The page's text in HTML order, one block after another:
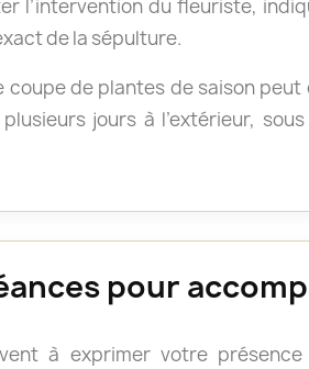
l’intervention du fleuriste,
de la sépulture.
de plantes de saison
jours à l’extérieur,
pour
à exprimer votre